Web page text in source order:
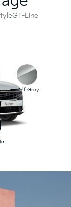
Sportage
GT-Line
Wolf Grey